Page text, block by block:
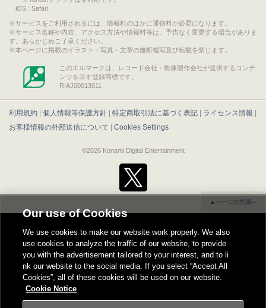
iOS : Safari
サービスをご利用されるには、情報料のほかに通信料が必要になります。
サービス名称や内容、アクセス方法や情報料等は、予告なく変更する場合がありま
す。あらかじめご了承ください。
本ページに掲載のイラスト・写真・文章の無断複写及び転載を禁じます。
このエルマークは、レコード会社・映像製作会社が提供するコンテ
ンツを示す登録商標です。
RIAJ00013011
利用規約 個人情報等保護方針 特定商取引法に基づく表記 ライセンス情報
お客様情報の外部送信について
Cookies Settings
©2026 Konami Digital Entertainment
▲ページの先頭へ
Our use of Cookies
We use cookies to make our website work properly. We also
use cookies to analyze the traffic of our website, to provide
you with the advertisement tailored to your interest, and to li
nk our website to the social media. If you select “Accept All
Cookies”, all of these cookies will be used on our website.
Cookie Notice